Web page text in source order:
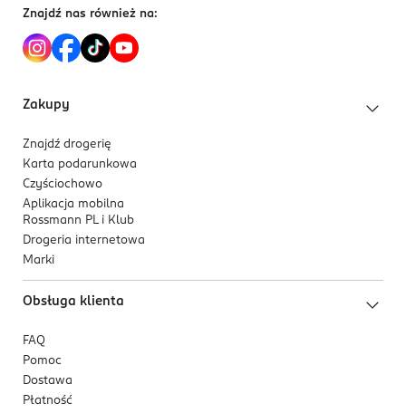
Znajdź nas również na:
Zakupy
Znajdź drogerię
Karta podarunkowa
Czyściochowo
Aplikacja mobilna
Rossmann PL i Klub
Drogeria internetowa
Marki
Obsługa klienta
FAQ
Pomoc
Dostawa
Płatność